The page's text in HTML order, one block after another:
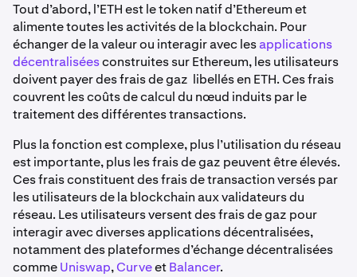
Tout d’abord, l’ETH est le token natif d’Ethereum et
alimente toutes les activités de la blockchain. Pour
échanger de la valeur ou interagir avec lesapplications
décentraliséesconstruites sur Ethereum, les utilisateurs
doivent payer desfrais de gaz libellés en ETH. Ces frais
couvrent les coûts de calcul du nœud induits par le
traitement des différentes transactions.
Plus la fonction est complexe, plus l’utilisation du réseau
est importante, plus les frais de gaz peuvent être élevés.
Ces frais constituent des frais de transaction versés par
les utilisateurs de la blockchain aux validateurs du
réseau. Les utilisateurs versent des frais de gaz pour
interagir avec diverses applications décentralisées,
notamment des plateformes d’échange décentralisées
commeUniswap,CurveetBalancer.